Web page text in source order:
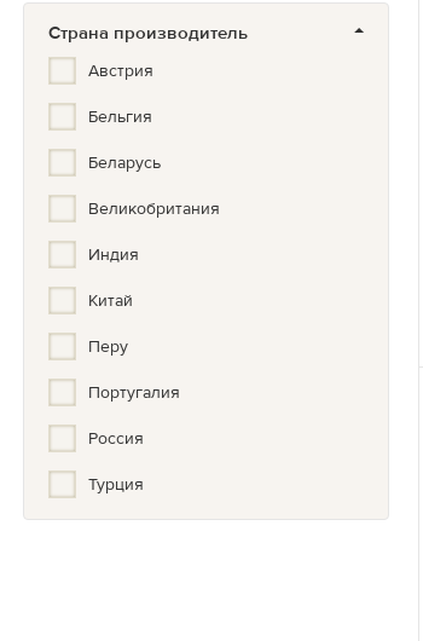
Модерн
Страна производитель
Австрия
Бельгия
Беларусь
Великобритания
Индия
Китай
Перу
Португалия
Россия
Турция